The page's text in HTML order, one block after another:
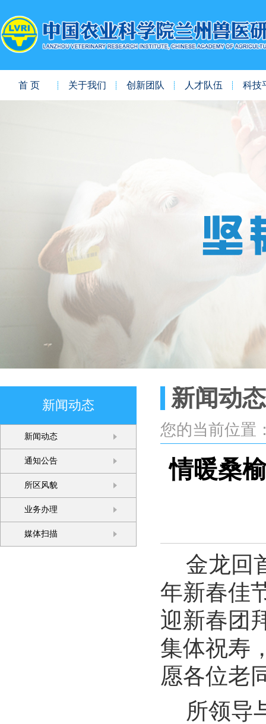
首 页 关于我们 创新团队 人才队伍 科技
新闻动态
新闻动态
通知公告
所区风貌
业务办理
媒体扫描
新闻动态
您的当前位置
情暖桑
金龙回
年新春佳
迎新春团
集体祝寿
愿各位老
所领导